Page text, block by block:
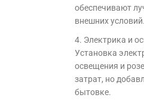
обеспечивают
внешних условий.
4. Электрика и
Установка
освещения и
затрат, но
бытовке.